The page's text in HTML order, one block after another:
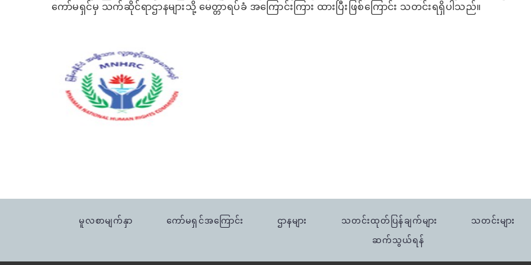
ကော်မရှင်မှ သက်ဆိုင်ရာဌာနများသို့ မေတ္တာရပ်ခံ အကြောင်းကြား ထားပြီးဖြစ်ကြောင်း သတင်းရရှိပါသည်။
မူလစာမျက်နှာ ကော်မရှင်အကြောင်း ဌာနများ သတင်းထုတ်ပြန်ချက်များ သတင်းများ
ဆက်သွယ်ရန်